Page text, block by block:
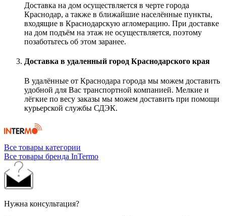
Доставка на дом осуществляется в черте города
Краснодар, а также в ближайшие населённые пункты,
входящие в Краснодарскую агломерацию. При доставке
на дом подъём на этаж не осуществляется, поэтому
позаботьтесь об этом заранее.
Доставка в удаленный город Краснодарского края
В удалённые от Краснодара города мы можем доставить
удобной для Вас транспортной компанией. Мелкие и
лёгкие по весу заказы мы можем доставить при помощи
курьерской службы СДЭК.
Все товары категории
Все товары бренда InTermo
Нужна консультация?